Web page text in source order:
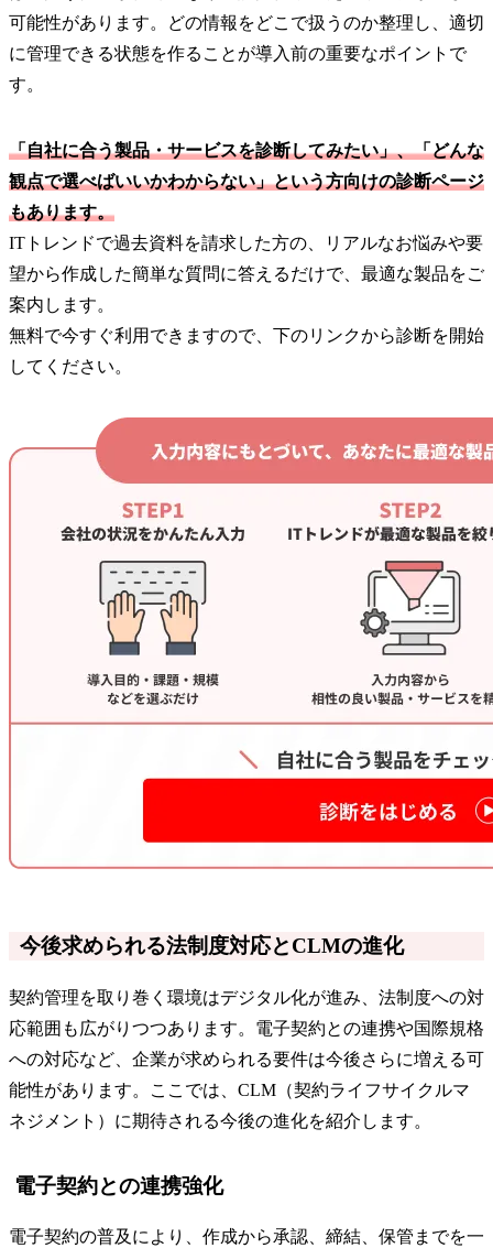
可能性があります。どの情報をどこで扱うのか整理し、適切
に管理できる状態を作ることが導入前の重要なポイントで
す。
「自社に合う製品・サービスを診断してみたい」、「どんな
観点で選べばいいかわからない」という方向けの診断ページ
もあります。
ITトレンドで過去資料を請求した方の、リアルなお悩みや要
望から作成した簡単な質問に答えるだけで、最適な製品をご
案内します。
無料で今すぐ利用できますので、下のリンクから診断を開始
してください。
今後求められる法制度対応とCLMの進化
契約管理を取り巻く環境はデジタル化が進み、法制度への対
応範囲も広がりつつあります。電子契約との連携や国際規格
への対応など、企業が求められる要件は今後さらに増える可
能性があります。ここでは、CLM（契約ライフサイクルマ
ネジメント）に期待される今後の進化を紹介します。
電子契約との連携強化
電子契約の普及により、作成から承認、締結、保管までを一